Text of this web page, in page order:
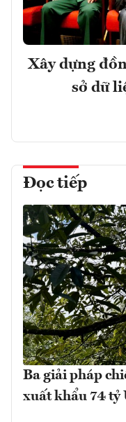
Xây dựng
sở dữ
Đọc tiếp
Ba giải pháp
xuất khẩu 74 tỷ